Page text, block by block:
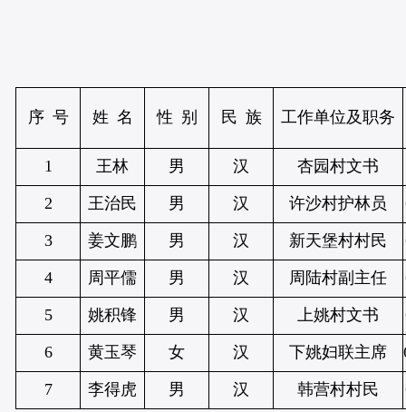
序 号 姓 名 性 别 民 族 工作单位及职务
1 王林 男 汉 杏园村文书
2 王治民 男 汉 许沙村护林员
3 姜文鹏 男 汉 新天堡村村民
4 周平儒 男 汉 周陆村副主任
5 姚积锋 男 汉 上姚村文书
6 黄玉琴 女 汉 下姚妇联主席
7 李得虎 男 汉 韩营村村民